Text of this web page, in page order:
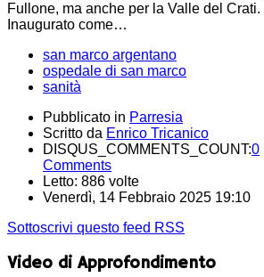
Fullone, ma anche per la Valle del Crati.
Inaugurato come…
san marco argentano
ospedale di san marco
sanità
Pubblicato in Parresia
Scritto da Enrico Tricanico
DISQUS_COMMENTS_COUNT:0
Comments
Letto: 886 volte
Venerdì, 14 Febbraio 2025 19:10
Sottoscrivi questo feed RSS
Video di Approfondimento